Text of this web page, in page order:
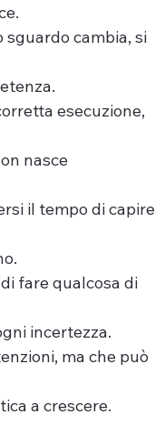
sguardo cambia, si
esecuzione,
nasce
il tempo di
fare qualcosa di
incertezza.
ma che può
a crescere.